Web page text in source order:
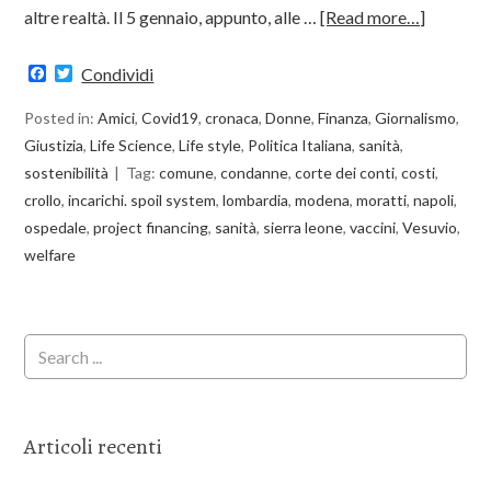
altre realtà. Il 5 gennaio, appunto, alle …[Read more…]
Facebook
Twitter
Condividi
Posted in:Amici,Covid19,cronaca,Donne,Finanza,Giornalismo,
Giustizia,Life Science,Life style, Politica Italiana, sanità,
sostenibilità
Tag:comune,condanne,corte dei conti,costi,
crollo,incarichi. spoil system,lombardia,modena,moratti,napoli,
ospedale,project financing, sanità, sierra leone,vaccini,Vesuvio,
welfare
Articoli recenti